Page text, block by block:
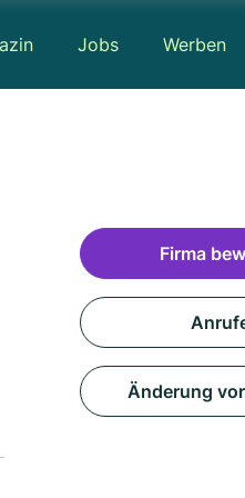
Jobs Werben
Firma
Änderung